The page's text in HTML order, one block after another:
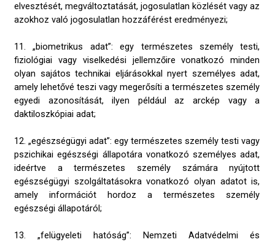
elvesztését, megváltoztatását, jogosulatlan közlését vagy az
azokhoz való jogosulatlan hozzáférést eredményezi;
11. „biometrikus adat”: egy természetes személy testi,
fiziológiai vagy viselkedési jellemzőire vonatkozó minden
olyan sajátos technikai eljárásokkal nyert személyes adat,
amely lehetővé teszi vagy megerősíti a természetes személy
egyedi azonosítását, ilyen például az arckép vagy a
daktiloszkópiai adat;
12. „egészségügyi adat”: egy természetes személy testi vagy
pszichikai egészségi állapotára vonatkozó személyes adat,
ideértve a természetes személy számára nyújtott
egészségügyi szolgáltatásokra vonatkozó olyan adatot is,
amely információt hordoz a természetes személy
egészségi állapotáról;
13. „felügyeleti hatóság”: Nemzeti Adatvédelmi és